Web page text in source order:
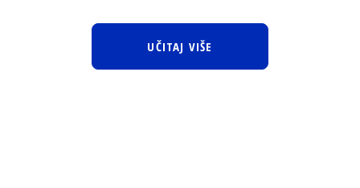
UČITAJ VIŠE